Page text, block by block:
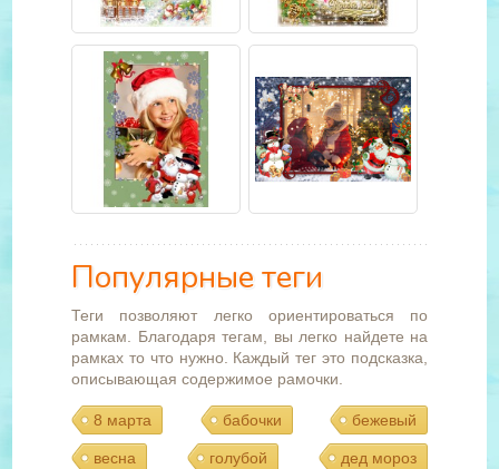
Популярные теги
Теги позволяют легко ориентироваться по
рамкам. Благодаря тегам, вы легко найдете на
рамках то что нужно. Каждый тег это подсказка,
описывающая содержимое рамочки.
8 марта бабочки бежевый
весна голубой дед мороз